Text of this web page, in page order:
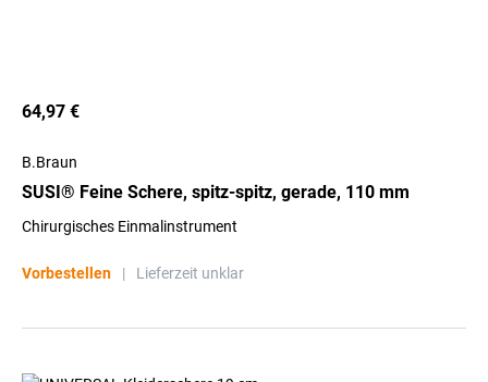
64,97 €
B.Braun
SUSI® Feine Schere, spitz-spitz, gerade, 110 mm
Chirurgisches Einmalinstrument
Vorbestellen | Lieferzeit unklar